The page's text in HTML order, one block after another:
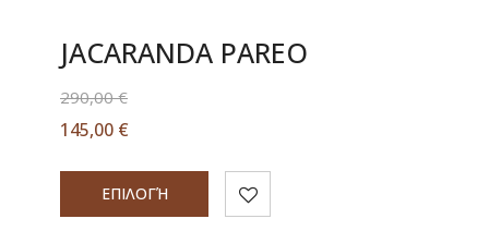
JACARANDA PAREO
290,00€
145,00 €
ΕΠΙΛΟΓΉ